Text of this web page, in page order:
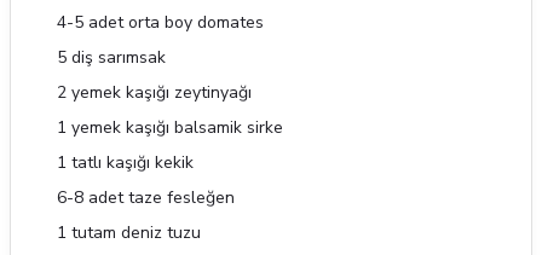
4-5 adet orta boy domates
5 diş sarımsak
2 yemek kaşığı zeytinyağı
1 yemek kaşığı balsamik sirke
1 tatlı kaşığı kekik
6-8 adet taze fesleğen
1 tutam deniz tuzu